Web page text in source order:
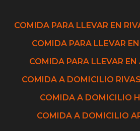
COMIDA PARA LLEVAR EN
COMIDA PARA LLEVAR
COMIDA PARA LLEVAR
COMIDA A DOMICILIO
COMIDA A DOMICILIO
COMIDA A DOMICILIO